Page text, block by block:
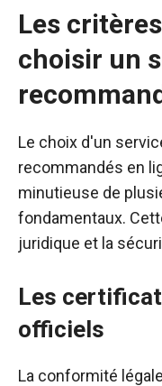
Les
choisir un
Le choix d'un
recommandés en
minutieuse de
fondamentaux.
juridique et la
Les
officiels
La conformité